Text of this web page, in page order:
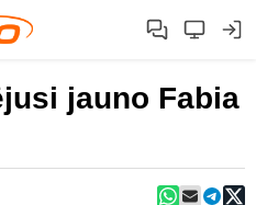
jauno Fabia